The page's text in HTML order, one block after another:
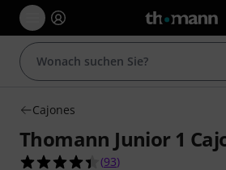
Cajones
Thomann Junior 1
4.4 von 5 Sternen aus
(93)